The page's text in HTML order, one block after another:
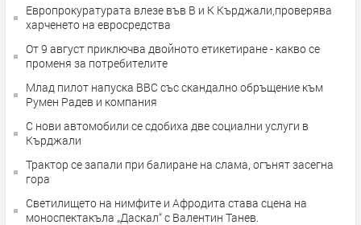
Европрокуратурата влезе във В и К Кърджали,проверява
харченето на евросредства
От 9 август приключва двойното етикетиране - какво се
променя за потребителите
Млад пилот напуска ВВС със скандално обръщение към
Румен Радев и компания
С нови автомобили се сдобиха две социални услуги в
Кърджали
Трактор се запали при балиране на слама, огънят засегна
гора
Светилището на нимфите и Афродита става сцена на
моноспектакъла „Даскал“ с Валентин Танев.